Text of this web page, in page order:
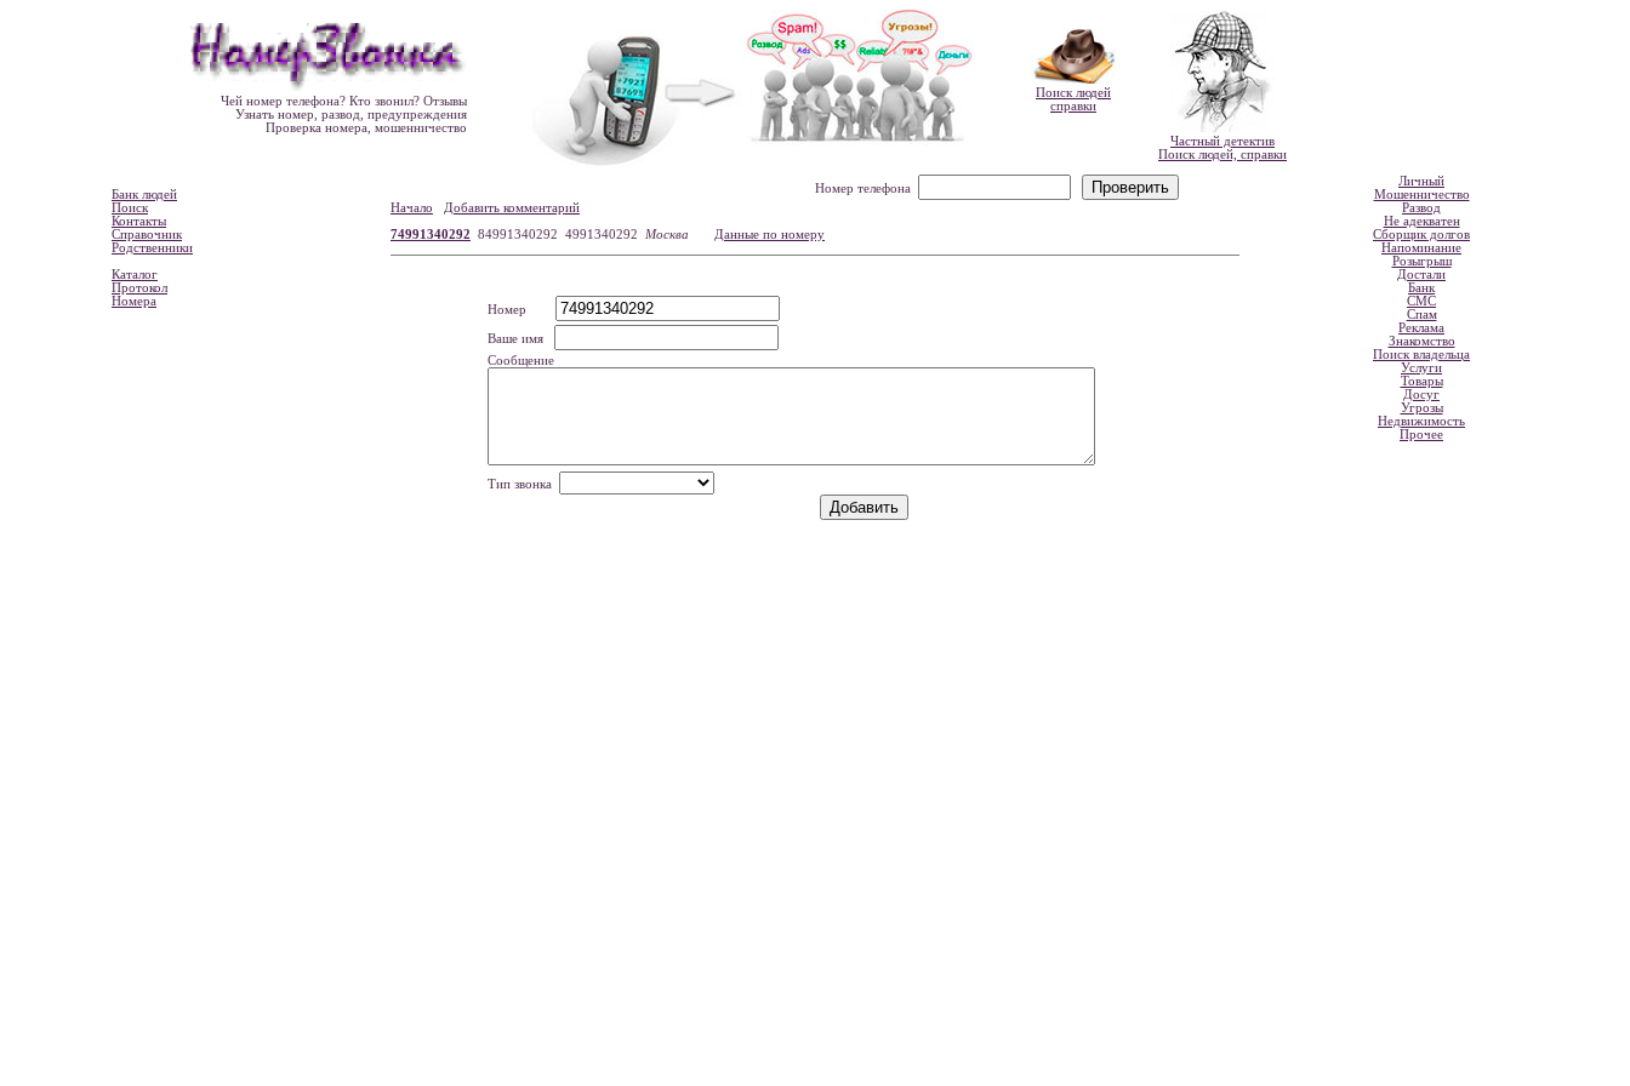
Чей номер телефона? Кто звонил? Отзывы
Узнать номер, развод, предупреждения
Проверка номера, мошенничество
Поиск людей
справки
Частный детектив
Поиск людей, справки
Банк людей
Поиск
Контакты
Справочник
Родственники
Каталог
Протокол
Номера
Номер телефона
Начало
Добавить комментарий
74991340292 84991340292 4991340292 Москва Данные по номеру
Номер
Ваше имя
Сообщение
Тип звонка
Личный
Мошенничество
Развод
Не адекватен
Сборщик долгов
Напоминание
Розыгрыш
Достали
Банк
СМС
Спам
Реклама
Знакомство
Поиск владельца
Услуги
Товары
Досуг
Угрозы
Недвижимость
Прочее